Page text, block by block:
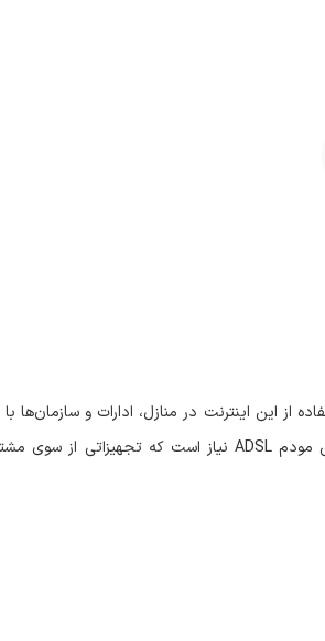
از این اینترنت در منازل، ادارات و سازمان‌ها
مودم ADSL نیاز است که تجهیزاتی از سوی